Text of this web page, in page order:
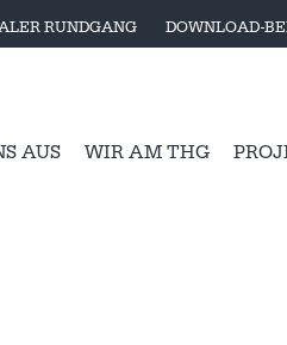
RUNDGANG DOWNLOAD-
AUS WIR AM THG